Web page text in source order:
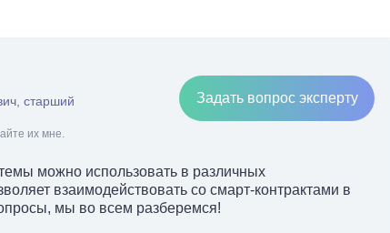
старший
их мне.
Задать вопрос эксперту
можно использовать в различных
взаимодействовать со смарт-контрактами в
мы во всем разберемся!